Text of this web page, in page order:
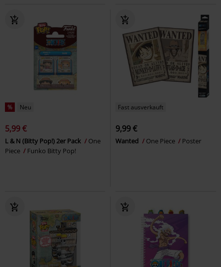
% Neu
5,99 €
L & N (Bitty Pop!) 2er Pack
One
Piece
Funko Bitty Pop!
Fast ausverkauft
9,99 €
Wanted One Piece Poster